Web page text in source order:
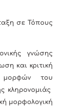
σε Τόπους
γνώσης
και κριτική
μορφών του
κληρονομιάς
μορφολογική